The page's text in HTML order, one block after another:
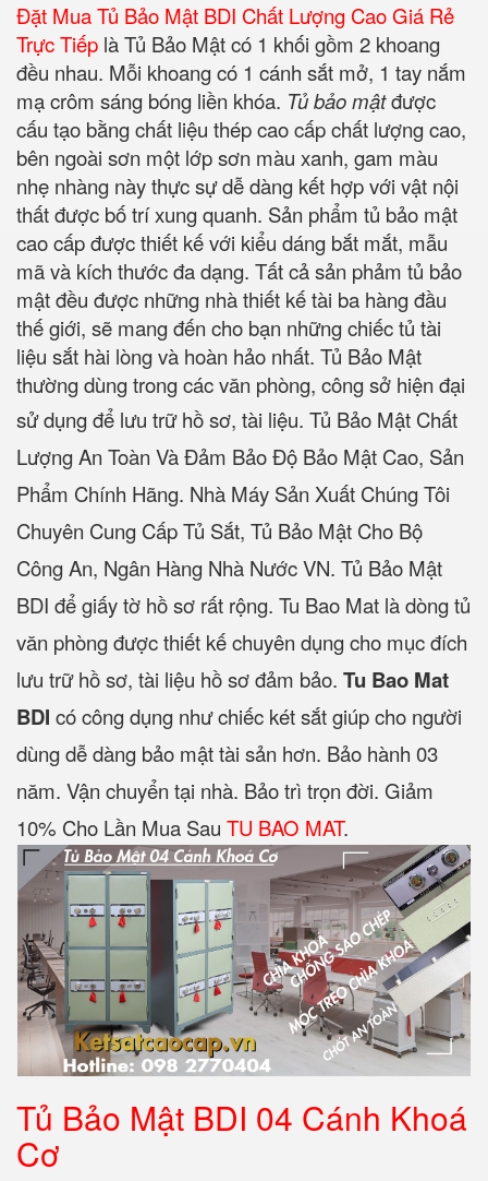
Đặt Mua Tủ Bảo Mật BDI Chất Lượng Cao Giá Rẻ
Trực Tiếp là Tủ Bảo Mật có 1 khối gồm 2 khoang
đều nhau. Mỗi khoang có 1 cánh sắt mở, 1 tay nắm
mạ crôm sáng bóng liền khóa. Tủ bảo mậtđược
cấu tạo bằng chất liệu thép cao cấp chất lượng cao,
bên ngoài sơn một lớp sơn màu xanh, gam màu
nhẹ nhàng này thực sự dễ dàng kết hợp với vật nội
thất được bố trí xung quanh. Sản phẩm tủ bảo mật
cao cấp được thiết kế với kiểu dáng bắt mắt, mẫu
mã và kích thước đa dạng. Tất cả sản phảm tủ bảo
mật đều được những nhà thiết kế tài ba hàng đầu
thế giới, sẽ mang đến cho bạn những chiếc tủ tài
liệu sắt hài lòng và hoàn hảo nhất. Tủ Bảo Mật
thường dùng trong các văn phòng, công sở hiện đại
sử dụng để lưu trữ hồ sơ, tài liệu. Tủ Bảo Mật Chất
Lượng An Toàn Và Đảm Bảo Độ Bảo Mật Cao, Sản
Phẩm Chính Hãng. Nhà Máy Sản Xuất Chúng Tôi
Chuyên Cung Cấp Tủ Sắt, Tủ Bảo Mật Cho Bộ
Công An, Ngân Hàng Nhà Nước VN. Tủ Bảo Mật
BDI để giấy tờ hồ sơ rất rộng. Tu Bao Mat là dòng tủ
văn phòng được thiết kế chuyên dụng cho mục đích
lưu trữ hồ sơ, tài liệu hồ sơ đảm bảo. Tu Bao Mat
BDI có công dụng như chiếc két sắt giúp cho người
dùng dễ dàng bảo mật tài sản hơn. Bảo hành 03
năm. Vận chuyển tại nhà. Bảo trì trọn đời. Giảm
10% Cho Lần Mua Sau TU BAO MAT.
Tủ Bảo Mật BDI 04 Cánh Khoá
Cơ